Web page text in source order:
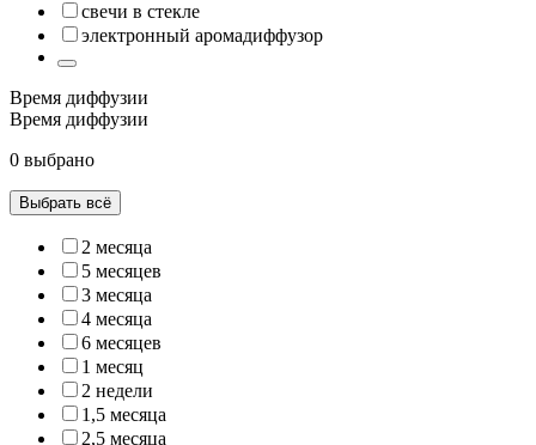
свечи в стекле
электронный аромадиффузор
Время диффузии
Время диффузии
0 выбрано
Выбрать всё
2 месяца
5 месяцев
3 месяца
4 месяца
6 месяцев
1 месяц
2 недели
1,5 месяца
2,5 месяца